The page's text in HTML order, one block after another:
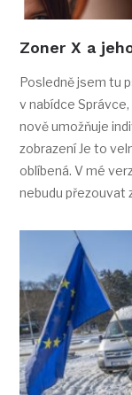
Zoner X a
Posledně jsem tu
v nabídce
nově umožňuje
zobrazení Je to
oblíbená. V mé
nebudu přezouvat